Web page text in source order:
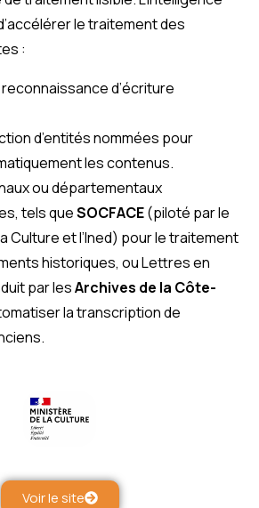
le traitement des
:
reconnaissance d’écriture
d’entités nommées pour
les contenus.
ou départementaux
tels queSOCFACE(piloté par le
Culture et l’Ined) pour le traitement
historiques, ou Lettres en
par lesArchives de la Côte-
la transcription de
Voir le site